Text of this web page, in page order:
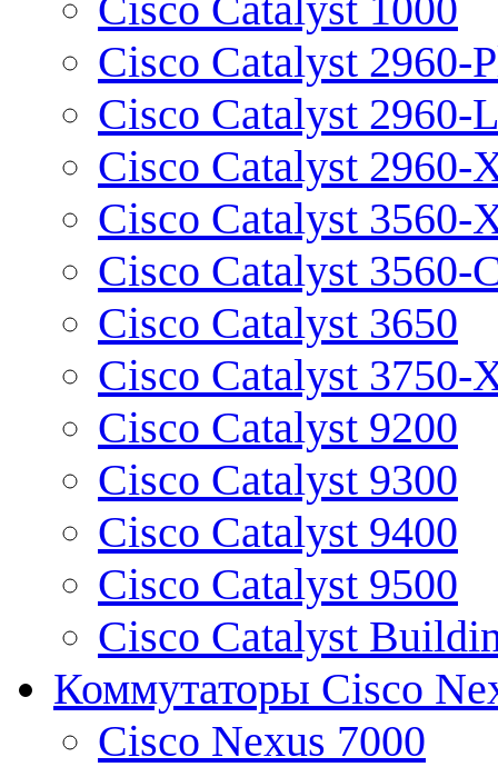
Cisco Catalyst 2960-
Cisco Catalyst 2960-L
Cisco Catalyst 2960-
Cisco Catalyst 3560-
Cisco Catalyst 3560-
Cisco Catalyst 3650
Cisco Catalyst 3750-
Cisco Catalyst 9200
Cisco Catalyst 9300
Cisco Catalyst 9400
Cisco Catalyst 9500
Cisco Catalyst
Коммутаторы Cisco
Cisco Nexus 7000